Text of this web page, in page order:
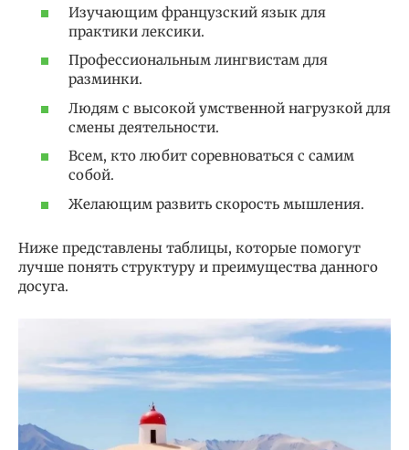
Изучающим французский язык для
практики лексики.
Профессиональным лингвистам для
разминки.
Людям с высокой умственной нагрузкой для
смены деятельности.
Всем, кто любит соревноваться с самим
собой.
Желающим развить скорость мышления.
Ниже представлены таблицы, которые помогут
лучше понять структуру и преимущества данного
досуга.